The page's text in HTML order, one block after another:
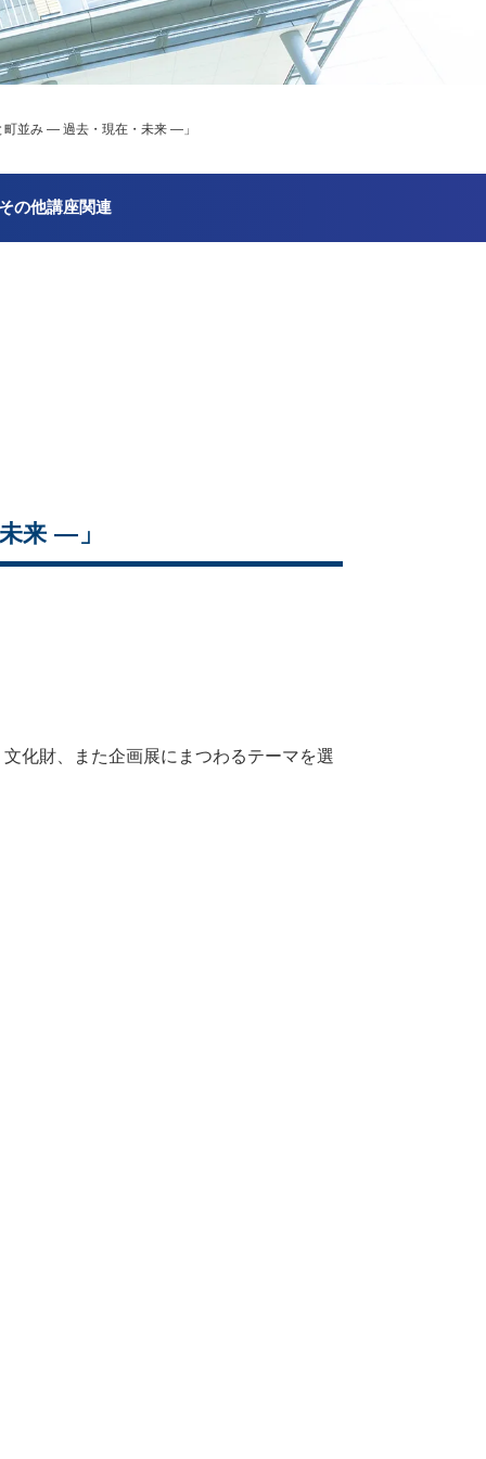
町並み ― 過去・現在・未来 ―」
の他講座関連
来 ―」
化財、また企画展にまつわるテーマを選